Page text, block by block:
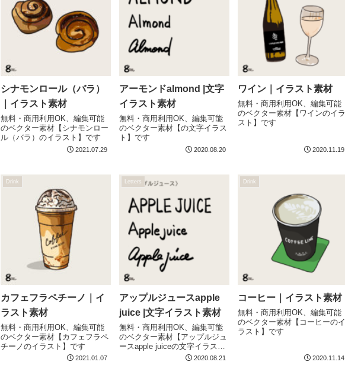
シナモンロール（バラ）
｜イラスト素材
無料・商用利用OK、編集可能
のベクター素材【シナモンロー
ル（バラ）のイラスト】です
2021.07.29
アーモンドalmond |文字
イラスト素材
無料・商用利用OK、編集可能
のベクター素材【の文字イラス
ト】です
2020.08.20
ワイン｜イラスト素材
無料・商用利用OK、編集可能
のベクター素材【ワインのイラ
スト】です
2020.11.19
Drink
カフェフラペチーノ｜イ
ラスト素材
無料・商用利用OK、編集可能
のベクター素材【カフェフラペ
チーノのイラスト】です
2021.01.07
Letters
アップルジュースapple
juice |文字イラスト素材
無料・商用利用OK、編集可能
のベクター素材【アップルジュ
ースapple juiceの文字イラス
2020.08.21
Drink
コーヒー｜イラスト素材
無料・商用利用OK、編集可能
のベクター素材【コーヒーのイ
ラスト】です
2020.11.14